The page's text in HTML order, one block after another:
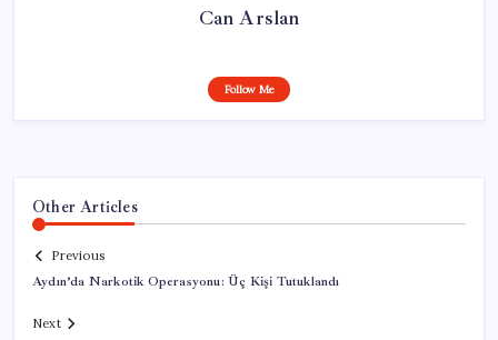
Can Arslan
Follow Me
Other Articles
Previous
Aydın’da Narkotik Operasyonu: Üç Kişi Tutuklandı
Next